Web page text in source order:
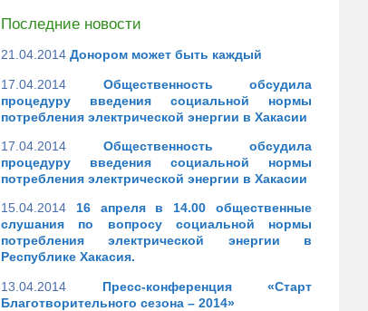
Последние новости
21.04.2014 Донором может быть каждый
17.04.2014
Общественность обсудила
процедуру введения социальной нормы
потребления электрической энергии в Хакасии
17.04.2014
Общественность обсудила
процедуру введения социальной нормы
потребления электрической энергии в Хакасии
15.04.2014
16 апреля в 14.00 общественные
слушания по вопросу социальной нормы
потребления электрической энергии в
Республике Хакасия.
13.04.2014
Пресс-конференция «Старт
Благотворительного сезона – 2014»